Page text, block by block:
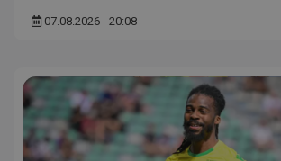
07.08.2026 - 20:08